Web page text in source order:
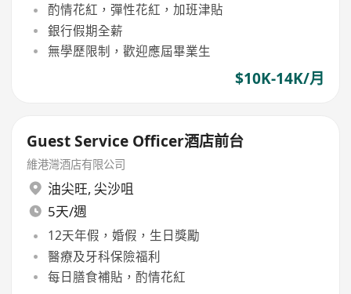
酌情花紅，彈性花紅，加班津貼
銀行假期全薪
無學歷限制，歡迎應屆畢業生
$10K-14K/月
Guest Service Officer酒店前台
維港灣酒店有限公司
油尖旺, 尖沙咀
5天/週
12天年假，婚假，生日獎勵
醫療及牙科保險福利
每日膳食補貼，酌情花紅